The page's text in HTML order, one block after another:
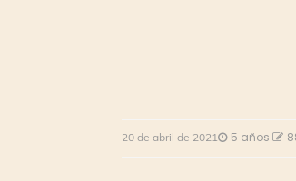
20 de abril de 2021 5 años